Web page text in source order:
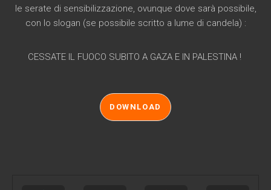
le serate di sensibilizzazione, ovunque dove sarà possibile,
con lo slogan (se possibile scritto a lume di candela) :
CESSATE IL FUOCO SUBITO A GAZA E IN PALESTINA !
DOWNLOAD